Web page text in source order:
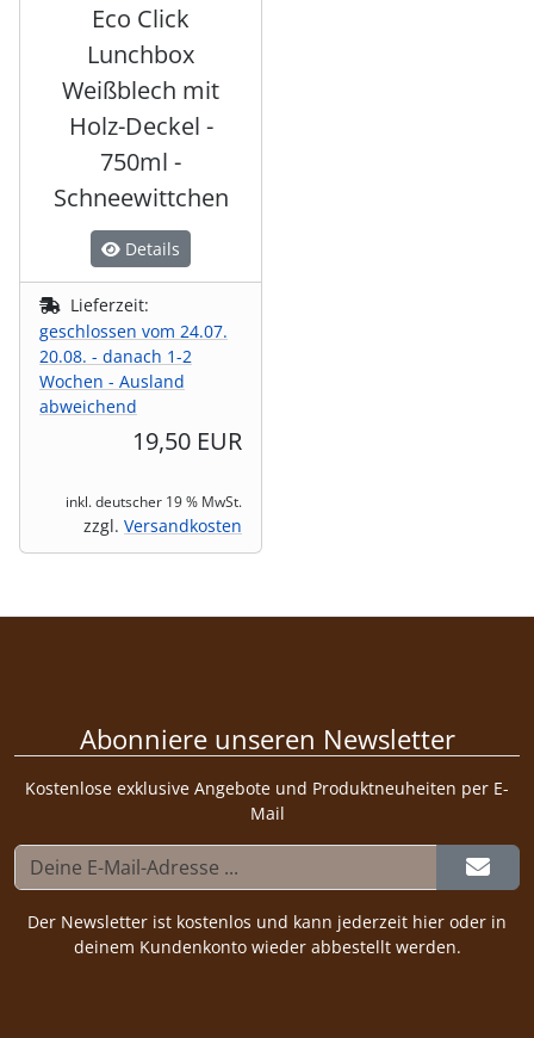
Eco Click
Lunchbox
Weißblech mit
Holz-Deckel -
750ml -
Schneewittchen
Details
Lieferzeit:
geschlossen vom 24.07.
20.08. - danach 1-2
Wochen - Ausland
abweichend
19,50 EUR
inkl. deutscher 19 % MwSt.
zzgl. Versandkosten
Abonniere unseren Newsletter
Kostenlose exklusive Angebote und Produktneuheiten per E-
Mail
Der Newsletter ist kostenlos und kann jederzeit hier oder in
deinem Kundenkonto wieder abbestellt werden.